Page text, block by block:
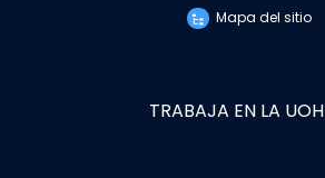
Mapa del sitio
TRABAJA EN LA UOH